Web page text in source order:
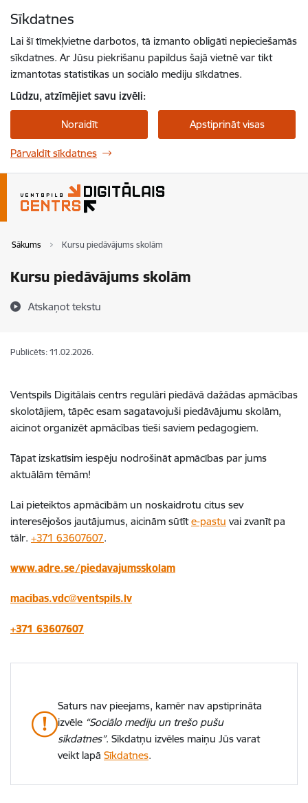
Sīkdatnes
Lai šī tīmekļvietne darbotos, tā izmanto obligāti nepieciešamās
sīkdatnes. Ar Jūsu piekrišanu papildus šajā vietnē var tikt
izmantotas statistikas un sociālo mediju sīkdatnes.
Lūdzu, atzīmējiet savu izvēli:
Noraidīt Apstiprināt visas
Pārvaldīt sīkdatnes
Sākums Kursu piedāvājums skolām
Kursu piedāvājums skolām
Atskaņot tekstu
Publicēts: 11.02.2026.
Ventspils Digitālais centrs regulāri piedāvā dažādas apmācības
skolotājiem, tāpēc esam sagatavojuši piedāvājumu skolām,
aicinot organizēt apmācības tieši saviem pedagogiem.
Tāpat izskatīsim iespēju nodrošināt apmācības par jums
aktuālām tēmām!
Lai pieteiktos apmācībām un noskaidrotu citus sev
interesējošos jautājumus, aicinām sūtīte-pastu vai zvanīt pa
tālr. +371 63607607.
www.adre.se/piedavajumsskolam
macibas.vdc@ventspils.lv
+371 63607607
Saturs nav pieejams, kamēr nav apstiprināta
izvēle “Sociālo mediju un trešo pušu
sīkdatnes”. Sīkdatņu izvēles maiņu Jūs varat
veikt lapā Sīkdatnes.